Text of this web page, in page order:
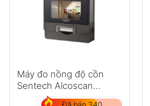
Máy đo nồng độ cồn
Sentech Alcoscan
AL4000
Đã bán 340